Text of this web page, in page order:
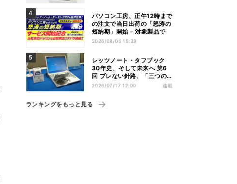
パソコン工房、正午12時まで
の注文で当日出荷の「怒涛の
短納期」開始 - 対象製品で
2026/08/05 15:39
レッツノート・タフブック
30年史、そして未来へ 第6
回 ブレない針路、「三つの
矢」でシン・レッツノートの
2026/07/17 12:00 連載
ランキングをもっと見る